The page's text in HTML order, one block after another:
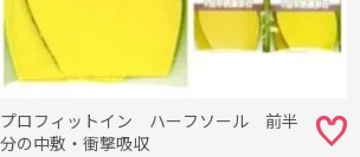
プロフィットイン ハーフソール 前半
分の中敷・衝撃吸収